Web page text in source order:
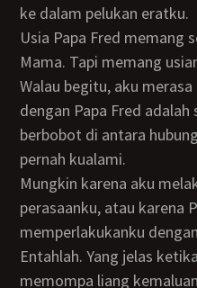
ke dalam pelukan eratku.
Usia Papa Fred memang sedikit lebih muda daripada
Mama. Tapi memang
Walau begitu, aku
dengan Papa Fred
berbobot di antara
pernah kualami.
Mungkin karena aku melakukannya dnegan sepenuh
perasaanku, atau karena
memperlakukanku
Entahlah. Yang jelas ketika penis Papa Fred mulai
memompa liang